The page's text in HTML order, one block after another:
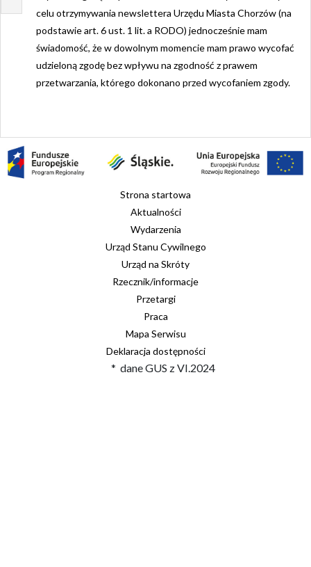
celu otrzymywania newslettera Urzędu Miasta Chorzów (na
podstawie art. 6 ust. 1 lit. a RODO) jednocześnie mam
świadomość, że w dowolnym momencie mam prawo wycofać
udzieloną zgodę bez wpływu na zgodność z prawem
przetwarzania, którego dokonano przed wycofaniem zgody.
Strona startowa
Aktualności
Wydarzenia
Urząd Stanu Cywilnego
Urząd na Skróty
Rzecznik/informacje
Przetargi
Praca
Mapa Serwisu
Deklaracja dostępności
* dane GUS z VI.2024